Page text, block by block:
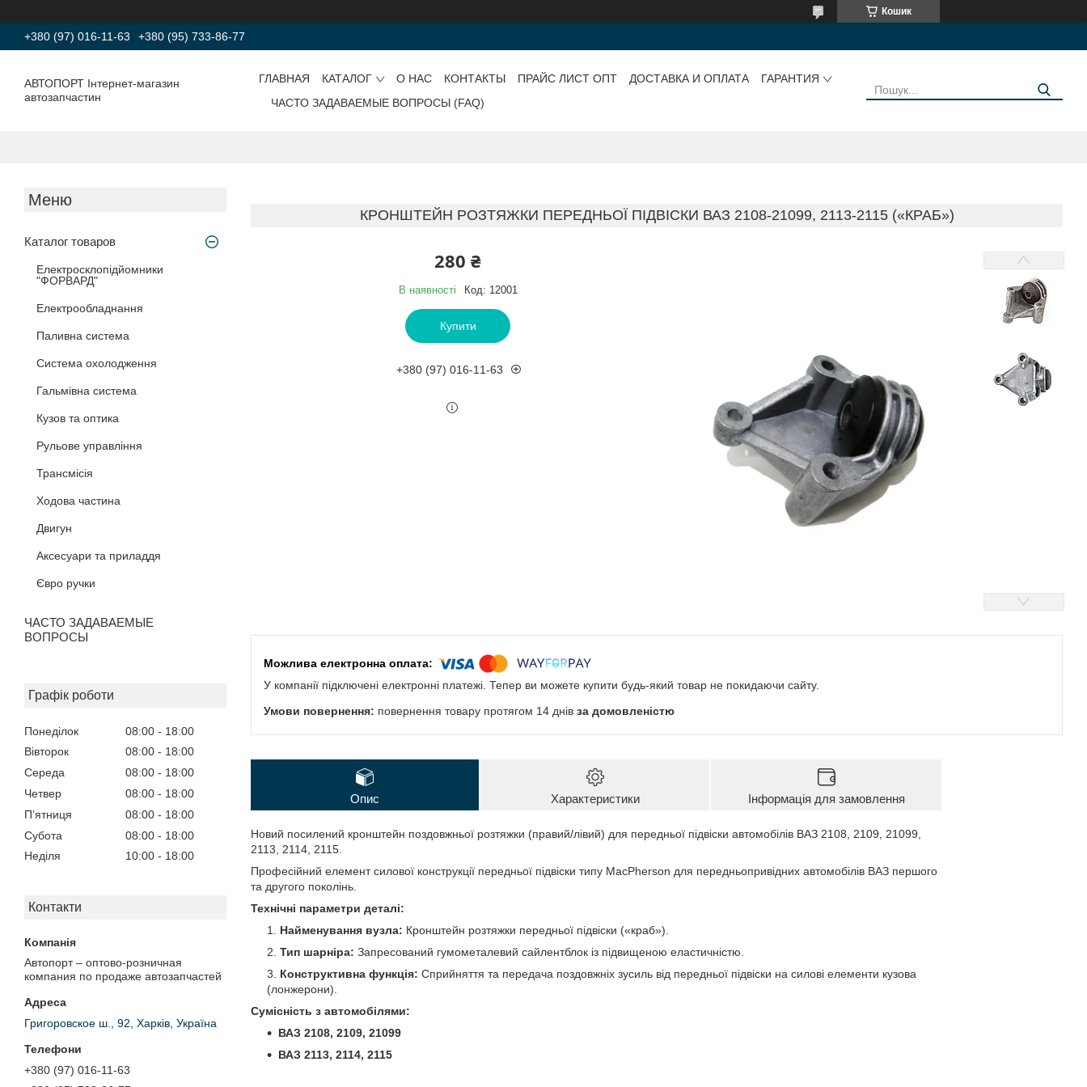
Кошик
+380 (97) 016-11-63 +380 (95) 733-86-77
АВТОПОРТ Інтернет-магазин
автозапчастин
ГЛАВНАЯ КАТАЛОГ О НАС КОНТАКТЫ ПРАЙС ЛИСТ ОПТ ДОСТАВКА И ОПЛАТА
ГАРАНТИЯ
ЧАСТО ЗАДАВАЕМЫЕ ВОПРОСЫ (FAQ)
Каталог товаров
Електросклопідйомники
"ФОРВАРД"
Електрообладнання
Паливна система
Система охолодження
Гальмівна система
Кузов та оптика
Рульове управління
Трансмісія
Ходова частина
Двигун
Аксесуари та приладдя
Євро ручки
ЧАСТО ЗАДАВАЕМЫЕ
ВОПРОСЫ
Графік роботи
Понеділок 08:00
18:00
Вівторок
08:00
18:00
Середа
08:00
18:00
Четвер
08:00
18:00
Пʼятниця
08:00
18:00
Субота
08:00
18:00
Неділя
10:00 18:00
Контакти
Автопорт – оптово-розничная
компания по продаже автозапчастей
Григоровское ш., 92, Харків, Україна
+380 (97) 016-11-63
КРОНШТЕЙН РОЗТЯЖКИ ПЕРЕДНЬОЇ ПІДВІСКИ ВАЗ 2108-21099, 2113-2115 («КРАБ»)
280 ₴
В наявності Код: 12001
Купити
+380 (97) 016-11-63
У компанії підключені електронні платежі. Тепер ви можете купити будь-який товар не покидаючи сайту.
повернення товару протягом 14 днів за домовленістю
Опис Характеристики Інформація для замовлення
Новий посилений кронштейн поздовжньої розтяжки (правий/лівий) для передньої підвіски автомобілів ВАЗ 2108, 2109, 21099,
2113, 2114, 2115.
Професійний елемент силової конструкції передньої підвіски типу MacPherson для передньопривідних автомобілів ВАЗ першого
та другого поколінь.
Технічні параметри деталі:
Найменування вузла: Кронштейн розтяжки передньої підвіски («краб»).
Тип шарніра: Запресований гумометалевий сайлентблок із підвищеною еластичністю.
Конструктивна функція: Сприйняття та передача поздовжніх зусиль від передньої підвіски на силові елементи кузова
(лонжерони).
Сумісність з автомобілями:
ВАЗ 2108, 2109, 21099
ВАЗ 2113, 2114, 2115